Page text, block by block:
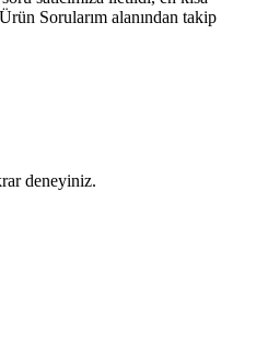
Sorularım alanından takip
deneyiniz.